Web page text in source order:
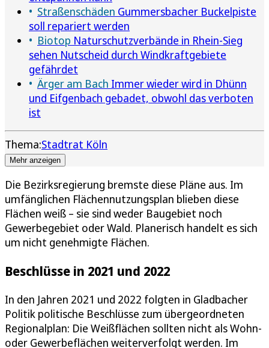
Straßenschäden Gummersbacher Buckelpiste
soll repariert werden
Biotop Naturschutzverbände in Rhein-Sieg
sehen Nutscheid durch Windkraftgebiete
gefährdet
Ärger am Bach Immer wieder wird in Dhünn
und Eifgenbach gebadet, obwohl das verboten
ist
Thema:Stadtrat Köln
Mehr anzeigen
Die Bezirksregierung bremste diese Pläne aus. Im
umfänglichen Flächennutzungsplan blieben diese
Flächen weiß – sie sind weder Baugebiet noch
Gewerbegebiet oder Wald. Planerisch handelt es sich
um nicht genehmigte Flächen.
Beschlüsse in 2021 und 2022
In den Jahren 2021 und 2022 folgten in Gladbacher
Politik politische Beschlüsse zum übergeordneten
Regionalplan: Die Weißflächen sollten nicht als Wohn-
oder Gewerbeflächen weiterverfolgt werden. Im